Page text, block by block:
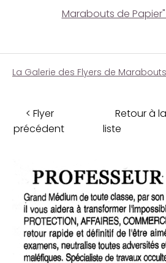
Marabouts de
La Galerie des Flyers de Marabouts
< Flyer
précédent
Retour à la
liste